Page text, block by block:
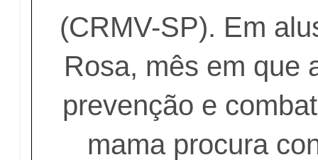
(CRMV-SP). Em
Rosa, mês em que
prevenção e
mama procura